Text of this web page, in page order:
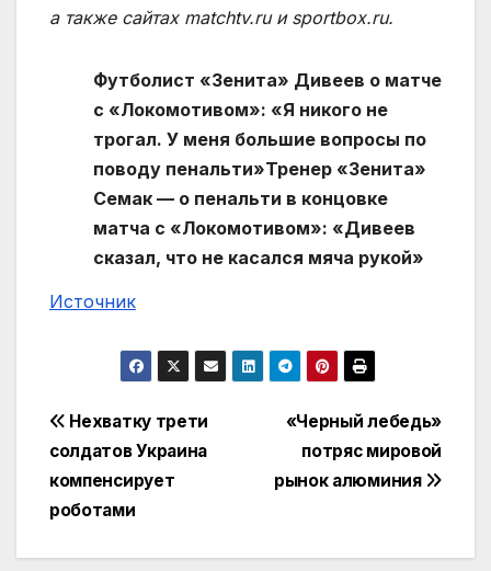
а также сайтах matchtv.ru и sportbox.ru.
Футболист «Зенита» Дивеев о матче
с «Локомотивом»: «Я никого не
трогал. У меня большие вопросы по
поводу пенальти»Тренер «Зенита»
Семак — о пенальти в концовке
матча с «Локомотивом»: «Дивеев
сказал, что не касался мяча рукой»
Источник
Навигация
по
записям
«Черный лебедь»
потряс мировой
рынок алюминия
Нехватку трети
солдатов Украина
компенсирует
роботами